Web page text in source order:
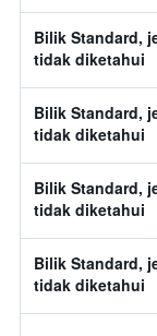
Bilik Standard,
tidak diketahui
Bilik Standard,
tidak diketahui
Bilik Standard,
tidak diketahui
Bilik Standard,
tidak diketahui